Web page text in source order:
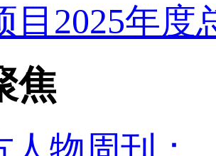
目2025年
焦